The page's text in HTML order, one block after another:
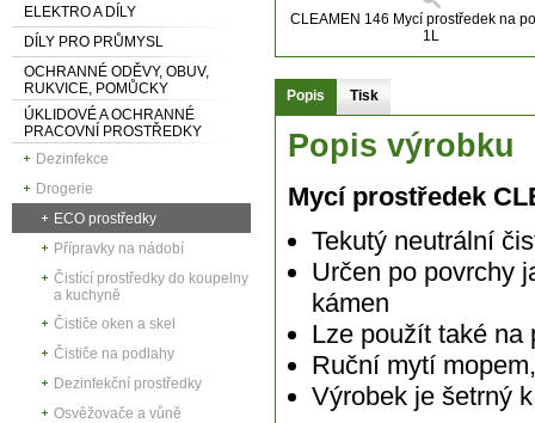
ELEKTRO A DÍLY
DÍLY PRO PRŮMYSL
OCHRANNÉ ODĚVY, OBUV,
RUKVICE, POMŮCKY
ÚKLIDOVÉ A OCHRANNÉ
PRACOVNÍ PROSTŘEDKY
Dezinfekce
Drogerie
ECO prostředky
Přípravky na nádobí
Čistící prostředky do koupelny
a kuchyně
Čističe oken a skel
Čističe na podlahy
Dezinfekční prostředky
Osvěžovače a vůně
CLEAMEN 146 Mycí prostředek na
1L
Popis Tisk
Popis výrobku
Mycí prostředek
Tekutý neutrální
Určen po povrchy
kámen
Lze použít také na
Ruční mytí
Výrobek je šetrný